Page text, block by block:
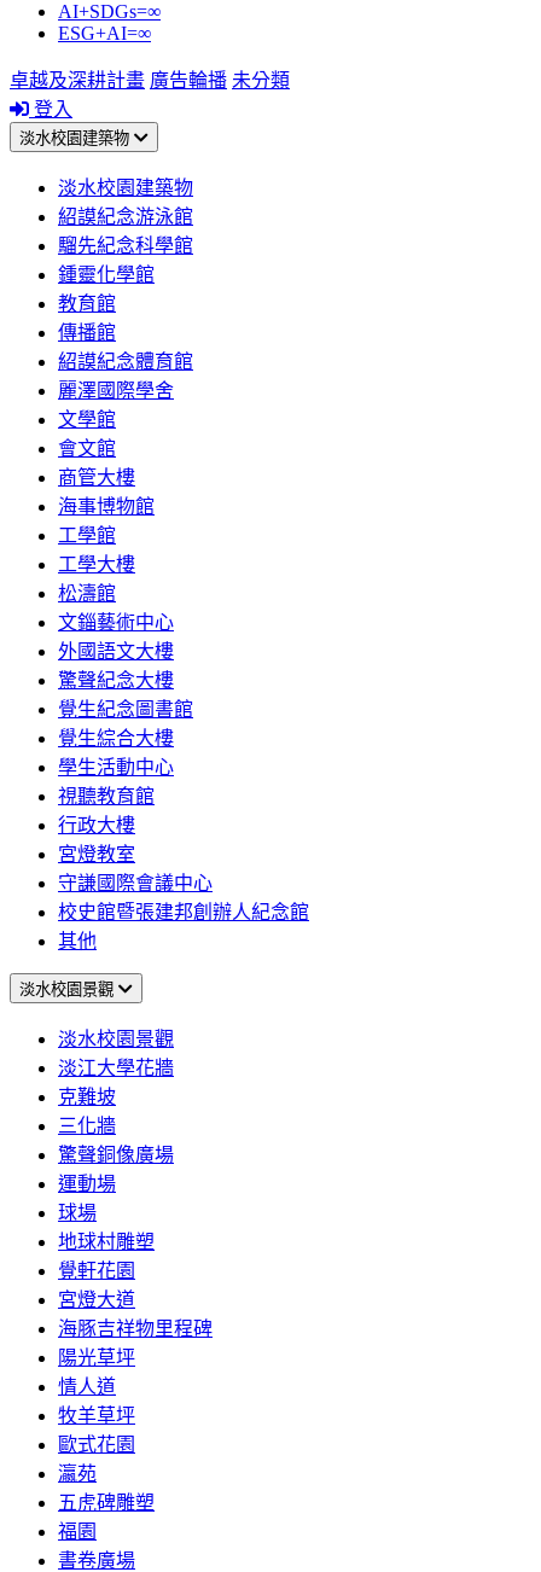
AI+SDGs=∞
ESG+AI=∞
卓越及深耕計畫 廣告輪播 未分類
登入
淡水校園建築物
淡水校園建築物
紹謨紀念游泳館
騮先紀念科學館
鍾靈化學館
教育館
傳播館
紹謨紀念體育館
麗澤國際學舍
文學館
會文館
商管大樓
海事博物館
工學館
工學大樓
松濤館
文錙藝術中心
外國語文大樓
驚聲紀念大樓
覺生紀念圖書館
覺生綜合大樓
學生活動中心
視聽教育館
行政大樓
宮燈教室
守謙國際會議中心
校史館暨張建邦創辦人紀念館
其他
淡水校園景觀
淡水校園景觀
淡江大學花牆
克難坡
三化牆
驚聲銅像廣場
運動場
球場
地球村雕塑
覺軒花園
宮燈大道
海豚吉祥物里程碑
陽光草坪
情人道
牧羊草坪
歐式花園
瀛苑
五虎碑雕塑
福園
書卷廣場